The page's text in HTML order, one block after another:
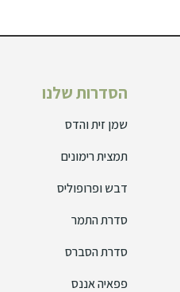
הסדרות שלנו
שמן זית והדס
תמצית רימונים
דבש ופרופוליס
סדרת התמר
סדרת הסברס
פפאיה אננס